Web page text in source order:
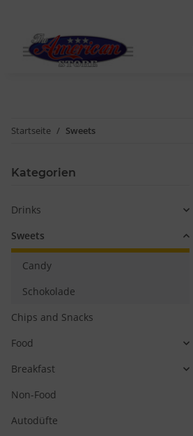
Startseite Sweets
Kategorien
Drinks
Sweets
Candy
Schokolade
Chips and Snacks
Food
Breakfast
Non-Food
Autodüfte